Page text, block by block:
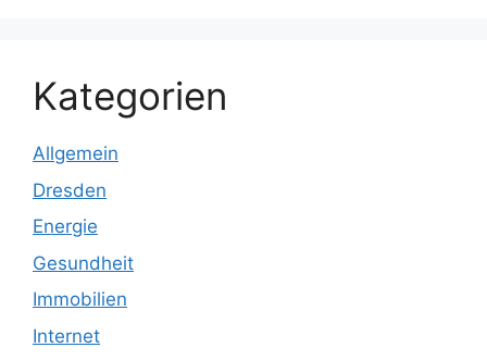
Kategorien
Allgemein
Dresden
Energie
Gesundheit
Immobilien
Internet